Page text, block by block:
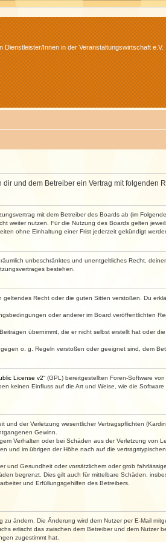
Dienstleister/Innen in der Veranstaltungswirtschaft e.V.
dir und dem Betreiber ein Vertrag mit folgenden
mit dem Betreiber des Boards ab (im
weiter nutzen. Für die Nutzung des Boards gelten
ohne Einhaltung einer Frist jederzeit gekündigt
unbeschränktes und unentgeltliches Recht,
bestehen.
Recht oder die guten Sitten verstoßen. Du
oder anderer im Board veröffentlichten
übernimmt, die er nicht selbst erstellt hat oder
o. g. Regeln verstoßen oder geeignet sind, dem
License v2“ (GPL) bereitgestellten Foren-Software
keinen Einfluss auf die Art und Weise, wie die
der Verletzung wesentlicher Vertragspflichten
Gewinn.
Verhalten oder bei Schäden aus der Verletzung von
und im übrigen der Höhe nach auf die
Gesundheit oder vorsätzlichem oder grob
begrenzt. Dies gilt auch für mittelbare Schäden,
und Erfüllungsgehilfen des Betreibers.
ändern. Die Änderung wird dem Nutzer per E-Mail
erlischt das zwischen dem Betreiber und dem Nutzer
zugestimmt hat.